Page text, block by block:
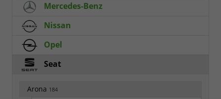
Mercedes-Benz
Nissan
Opel
Seat
Arona 184